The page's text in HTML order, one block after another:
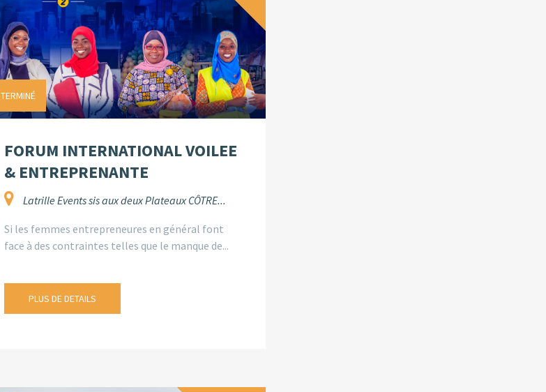
TERMINÉ
FORUM INTERNATIONAL VOILEE
& ENTREPRENANTE
Latrille Events sis aux deux Plateaux CÔTRE...
Si les femmes entrepreneures en général font
face à des contraintes telles que le manque de...
PLUS DE DETAILS